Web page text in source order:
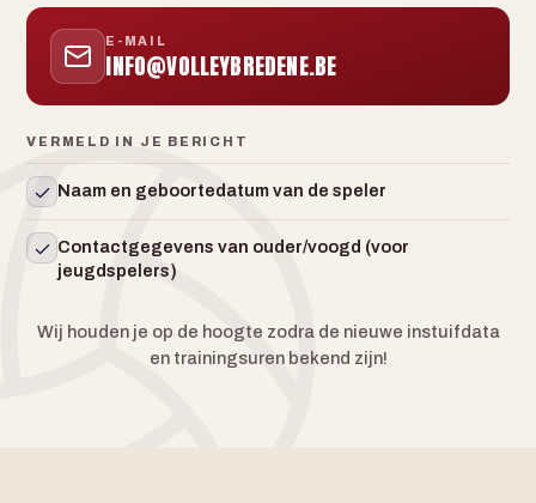
E-MAIL
INFO@VOLLEYBREDENE.BE
VERMELD IN JE BERICHT
Naam en geboortedatum van de speler
Contactgegevens van ouder/voogd (voor
jeugdspelers)
Wij houden je op de hoogte zodra de nieuwe instuifdata
en trainingsuren bekend zijn!